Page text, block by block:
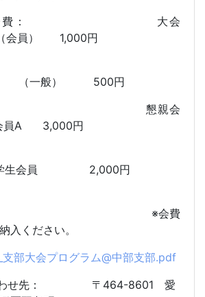
：
大会
（会員） 1,000円
（一般） 500円
懇親会
員A 3,000円
生会員 2,000円
※会費
入ください。
部大会プログラム@中部支部.pdf
せ先：
〒 464-8601 愛